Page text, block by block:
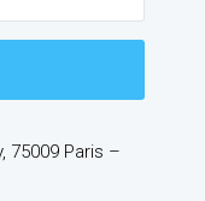
75009 Paris –